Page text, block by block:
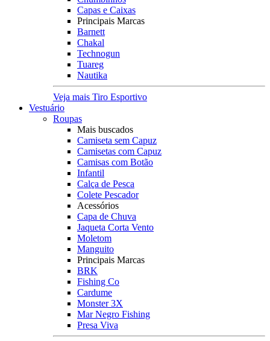
Capas e Caixas
Principais Marcas
Barnett
Chakal
Technogun
Tuareg
Nautika
Veja mais Tiro Esportivo
Vestuário
Roupas
Mais buscados
Camiseta sem Capuz
Camisetas com Capuz
Camisas com Botão
Infantil
Calça de Pesca
Colete Pescador
Acessórios
Capa de Chuva
Jaqueta Corta Vento
Moletom
Manguito
Principais Marcas
BRK
Fishing Co
Cardume
Monster 3X
Mar Negro Fishing
Presa Viva